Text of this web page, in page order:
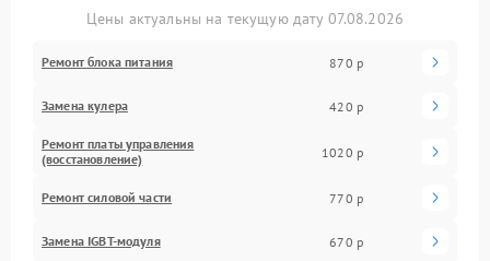
Цены актуальны на текущую дату 07.08.2026
Ремонт блока питания 870 р
Замена кулера 420 р
Ремонт платы управления
(восстановление)
1020 р
Ремонт силовой части 770 р
Замена IGBT-модуля 670 р